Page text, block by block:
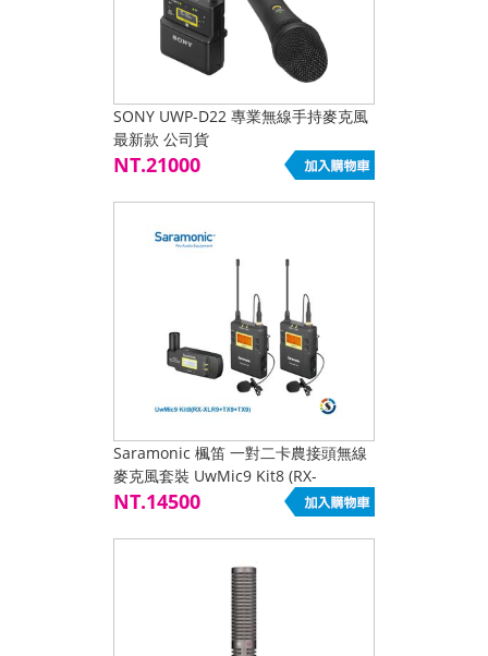
SONY UWP-D22 專業無線手持麥克風
最新款 公司貨
NT.21000
Saramonic 楓笛 一對二卡農接頭無線
麥克風套裝 UwMic9 Kit8 (RX-
XLR9+TX9+TX9) 中低價位商品 限網路
NT.14500